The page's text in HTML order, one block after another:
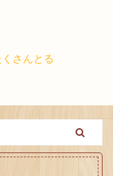
さんとる